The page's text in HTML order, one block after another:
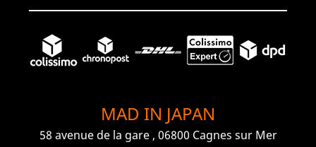
MAD IN JAPAN
58 avenue de la gare , 06800 Cagnes sur Mer